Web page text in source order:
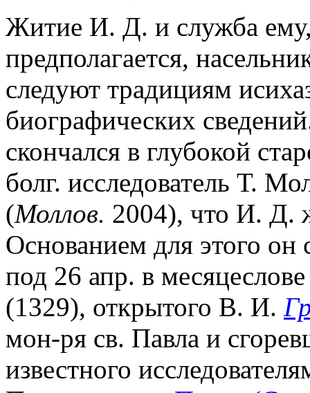
Житие И. Д. и служба
предполагается,
следуют традициям
биографических
скончался в глубокой
болг. исследователь Т.
(Моллов. 2004), что И. Д.
Основанием для этого
под 26 апр. в
(1329), открытого В. И.
мон-ря св. Павла и
известного